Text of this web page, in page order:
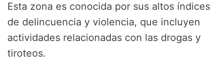
Esta zona es conocida por sus altos índices
de delincuencia y violencia, que incluyen
actividades relacionadas con las drogas y
tiroteos.